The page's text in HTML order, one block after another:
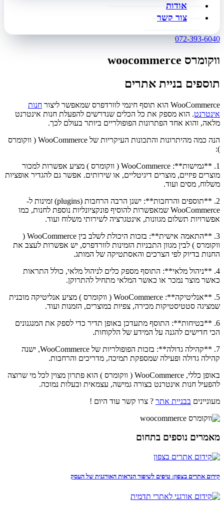
אודות
צור קשר
072-393-6040
ווקומרס woocommerce
תוספים בניית אתרים
WooCommerce הוא תוסף חינמי לוורדפרס שמאפשר ליצור
חנות
אינטרנט. הוא מספק את כל הכלים שנדרשים להפעלת חנות אינטרנט
מלאה, והוא אחד הפתרונות הפופולריים ביותר בעולם לכך.
הנה כמה מהיתרונות והתכונות העיקריות של WooCommerce ( ווקומרס
):
1. **גמישות**: WooCommerce ( ווקומרס ) מציע אפשרות למכור
מוצרים פיזיים, מוצרים דיגיטליים, או שירותים. אפשר גם להגדיר אופציות
משלוח, מסים ועוד.
2. **תוספים והרחבות**: ישנן הרבה הרחבות (plugins) זמינות ל-
WooCommerce שמאפשרות להוסיף פונקציונליות נוספת לחנות, כמו
אפשרויות תשלום מגוונות, אינטגרציה לשירותי משלוח ועוד.
3. **התאמה אישית**: בזכות היכולת לשלב בין WooCommerce (
ווקומרס ) לבין מגוון התבניות הזמינות לוורדפרס, יש אפשרות לעצב את
החנות בדיוק לפי הצרכים והאסתטיקה של המותג.
4. **ניהול מלאי**: התוסף מספק כלים לניהול מלאי, כולל התראות
כאשר מוצר נמכר או כאשר המלאי מתחיל להתרוקן.
5. **אנליטיקה**: WooCommerce ( ווקומרס ) מציע אנליטיקה מובנית
שמציגה סטטיסטיקות מכירה, צפיות במוצרים, הזמנות ועוד.
6. **בטיחות**: התוסף מתעדכן באופן תדיר כדי לספק את המנגנונים
הכי חדישים להגנה על המידע של הלקוחות.
7. **קהילה גדולה**: בזכות הפופולריות של WooCommerce, ישנה
קהילה גדולה ופעילה שמספקת תמיכה, מדריכים והרחבות.
באופן כללי, WooCommerce ( ווקומרס ) הוא פתרון מצוין לכל מי שרוצה
להפעיל חנות אינטרנט בצורה גמישה, עצמאית ובעלות נמוכה.
מעוניינים בבניית אתר ? צרו קשר עוד היום !
מאמרים נוספים בתחום
קידום אתרים בצפון: טיפים לשיפור הנראות האורגנית של העסק